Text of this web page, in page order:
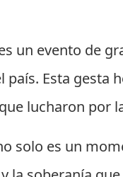
un evento de
Esta gesta
lucharon por
solo es un